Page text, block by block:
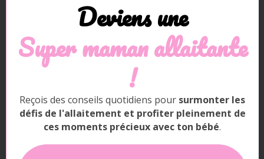
Vous n’y avez peut-être pas pensé parce qu’il est un
peu plus rare et l’idée un peu plus originale : il s’agit
de récupérer et de réutiliser les bouteilles de jus de
fruits en verre.
Deviens une
Super maman allaitante
!
Reçois des conseils quotidiens pour surmonter les
défis de l'allaitement et profiter pleinement de
ces moments précieux avec ton bébé.